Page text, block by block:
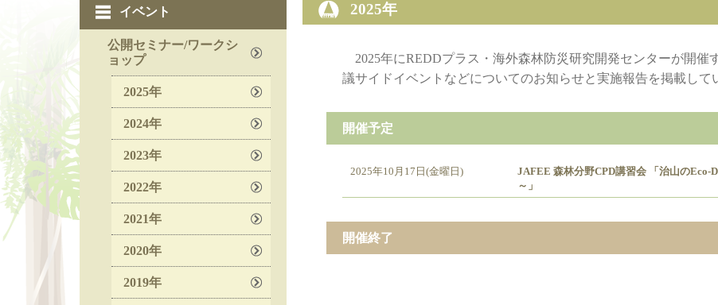
イベント
公開セミナー/ワークシ
ョップ
2025年
2024年
2023年
2022年
2021年
2020年
2019年
2025年
2025年にREDDプラス・海外森林防災研究開発センターが開
議サイドイベントなどについてのお知らせと実施報告を掲載して
開催予定
2025年10月17日(金曜日)
JAFEE 森林分野CPD講習会 「治山のEco-
～」
開催終了